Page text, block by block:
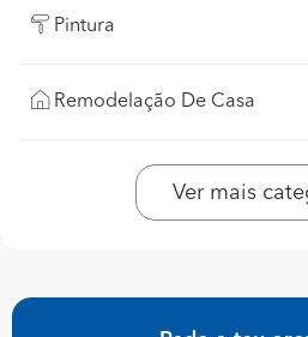
Pintura
Remodelação De Casa
Ver mais